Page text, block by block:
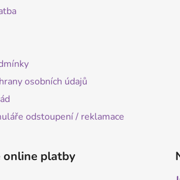
osobních údajů
odstoupení / reklamace
online platby